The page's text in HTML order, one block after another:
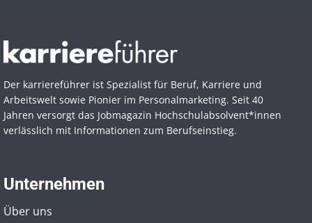
Der karriereführer ist Spezialist für Beruf, Karriere und
Arbeitswelt sowie Pionier im Personal­marketing. Seit 40
Jahren versorgt das Jobmagazin Hochschul­absolvent*innen
verlässlich mit Informationen zum Berufseinstieg.
Unternehmen
Über uns